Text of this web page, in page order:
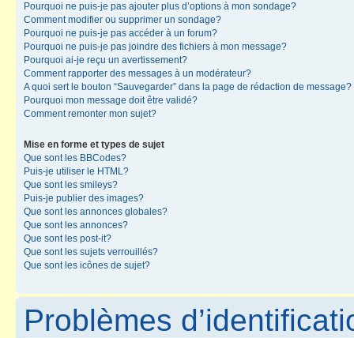
Pourquoi ne puis-je pas ajouter plus d’options à mon sondage?
Comment modifier ou supprimer un sondage?
Pourquoi ne puis-je pas accéder à un forum?
Pourquoi ne puis-je pas joindre des fichiers à mon message?
Pourquoi ai-je reçu un avertissement?
Comment rapporter des messages à un modérateur?
A quoi sert le bouton “Sauvegarder” dans la page de rédaction de message?
Pourquoi mon message doit être validé?
Comment remonter mon sujet?
Mise en forme et types de sujet
Que sont les BBCodes?
Puis-je utiliser le HTML?
Que sont les smileys?
Puis-je publier des images?
Que sont les annonces globales?
Que sont les annonces?
Que sont les post-it?
Que sont les sujets verrouillés?
Que sont les icônes de sujet?
Problèmes